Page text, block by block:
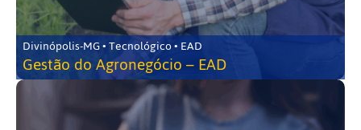
Divinópolis-MG • Tecnológico • EAD
Gestão do Agronegócio – EAD